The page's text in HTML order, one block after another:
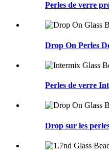
Perles de verre
Drop On Perles
Perles de verre
Drop sur les